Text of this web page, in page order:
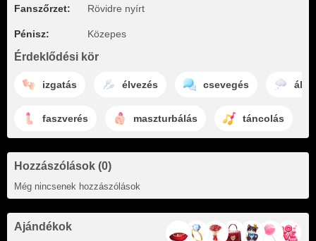
Fanszőrzet: Rövidre nyírt
Pénisz: Közepes
Érdeklődési kör
izgatás élvezés csevegés
faszverés maszturbálás táncolás
Hozzászólások (0)
Még nincsenek hozzászólások
Ajándékok